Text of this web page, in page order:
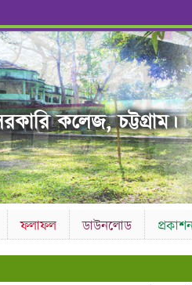
কলেজ, চট্টগ্রাম।
ফলাফল ডাউনলোড